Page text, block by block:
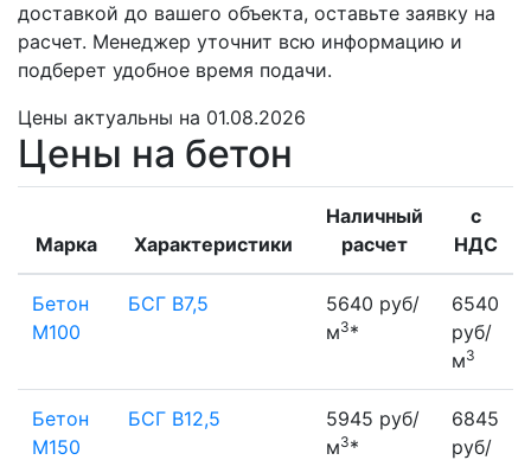
доставкой до вашего объекта, оставьте заявку на
расчет. Менеджер уточнит всю информацию и
подберет удобное время подачи.
Цены актуальны на 01.08.2026
Цены на бетон
Марка Характеристики
Наличный
расчет
с
НДС
Бетон
М100
БСГ В7,5
5640 руб/
м3*
6540
руб/
м3
Бетон
М150
БСГ В12,5
5945 руб/
м3*
6845
руб/